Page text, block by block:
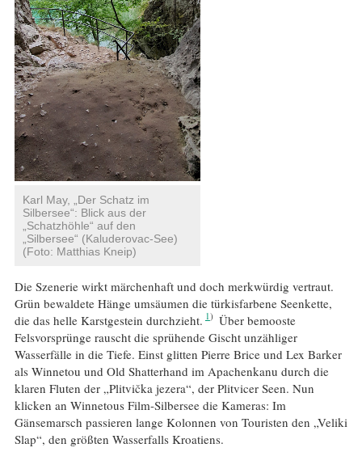
Karl May, „Der Schatz im
Silbersee“: Blick aus der
„Schatzhöhle“ auf den
„Silbersee“ (Kaluderovac-See)
(Foto: Matthias Kneip)
Die Szenerie wirkt märchenhaft und doch merkwürdig vertraut.
Grün bewaldete Hänge umsäumen die türkisfarbene Seenkette,
die das helle Karstgestein durchzieht. 1
Über bemooste
Felsvorsprünge rauscht die sprühende Gischt unzähliger
Wasserfälle in die Tiefe. Einst glitten Pierre Brice und Lex Barker
als Winnetou und Old Shatterhand im Apachenkanu durch die
klaren Fluten der „Plitvička jezera“, der Plitvicer Seen. Nun
klicken an Winnetous Film-Silbersee die Kameras: Im
Gänsemarsch passieren lange Kolonnen von Touristen den „Veliki
Slap“, den größten Wasserfalls Kroatiens.